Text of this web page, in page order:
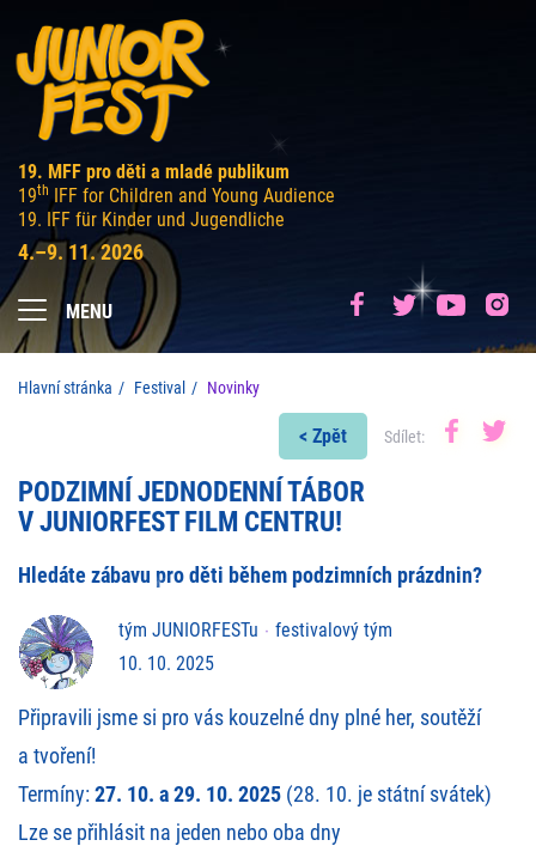
19. MFF pro děti a mladé publikum
19th IFF for Children and Young Audience
19. IFF für Kinder und Jugendliche
4.–9. 11. 2026
MENU
Hlavní stránka Festival Novinky
< Zpět Sdílet:
PODZIMNÍ JEDNODENNÍ TÁBOR
V JUNIORFEST FILM CENTRU!
Hledáte zábavu pro děti během podzimních prázdnin?
tým JUNIORFESTu
festivalový tým
10. 10. 2025
Připravili jsme si pro vás kouzelné dny plné her, soutěží
a tvoření!
Termíny:27. 10. a 29. 10. 2025 (28. 10. je státní svátek)
Lze se přihlásit na jeden nebo oba dny